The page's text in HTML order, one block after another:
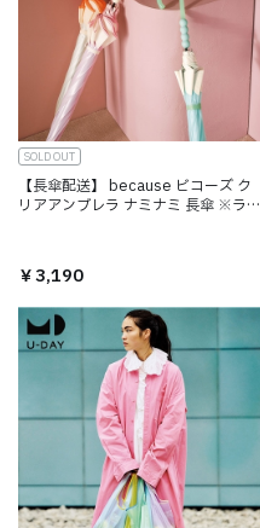
SOLD OUT
【長傘配送】 because ビコーズ ク
リアアンブレラ ナミナミ 長傘 ※ラッ
￥3,190